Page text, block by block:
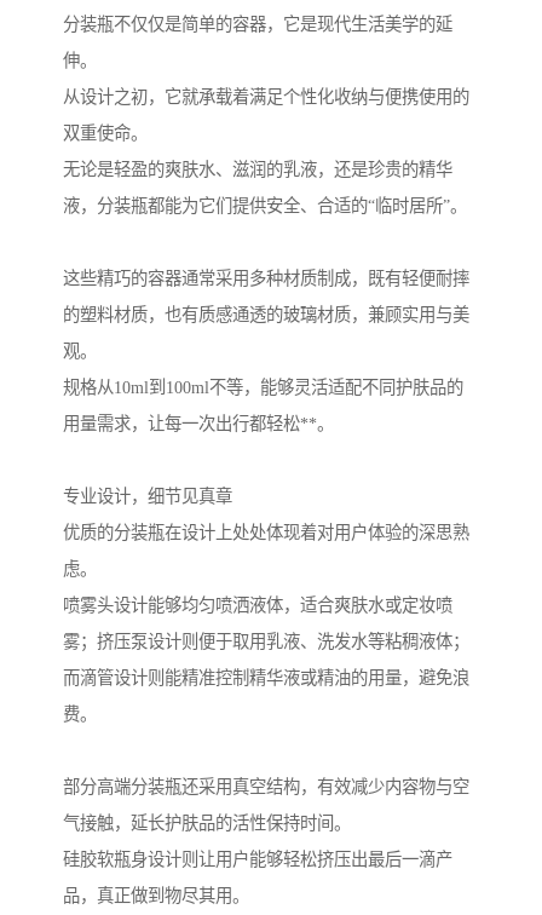
分装瓶不仅仅是简单的容器，它是现代生活美学的延
伸。
从设计之初，它就承载着满足个性化收纳与便携使用的
双重使命。
无论是轻盈的爽肤水、滋润的乳液，还是珍贵的精华
液，分装瓶都能为它们提供安全、合适的“临时居所”。
这些精巧的容器通常采用多种材质制成，既有轻便耐摔
的塑料材质，也有质感通透的玻璃材质，兼顾实用与美
观。
规格从10ml到100ml不等，能够灵活适配不同护肤品的
用量需求，让每一次出行都轻松**。
专业设计，细节见真章
优质的分装瓶在设计上处处体现着对用户体验的深思熟
虑。
喷雾头设计能够均匀喷洒液体，适合爽肤水或定妆喷
雾；挤压泵设计则便于取用乳液、洗发水等粘稠液体；
而滴管设计则能精准控制精华液或精油的用量，避免浪
费。
部分高端分装瓶还采用真空结构，有效减少内容物与空
气接触，延长护肤品的活性保持时间。
硅胶软瓶身设计则让用户能够轻松挤压出最后一滴产
品，真正做到物尽其用。